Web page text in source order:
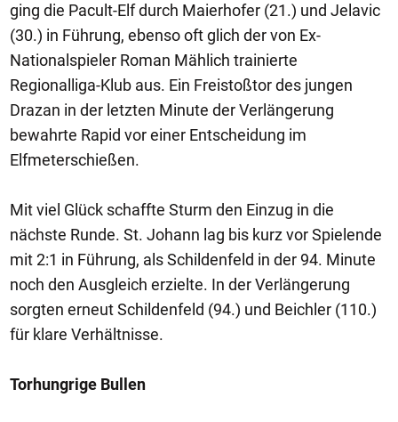
ging die Pacult-Elf durch Maierhofer (21.) und Jelavic
(30.) in Führung, ebenso oft glich der von Ex-
Nationalspieler Roman Mählich trainierte
Regionalliga-Klub aus. Ein Freistoßtor des jungen
Drazan in der letzten Minute der Verlängerung
bewahrte Rapid vor einer Entscheidung im
Elfmeterschießen.
Mit viel Glück schaffte Sturm den Einzug in die
nächste Runde. St. Johann lag bis kurz vor Spielende
mit 2:1 in Führung, als Schildenfeld in der 94. Minute
noch den Ausgleich erzielte. In der Verlängerung
sorgten erneut Schildenfeld (94.) und Beichler (110.)
für klare Verhältnisse.
Torhungrige Bullen